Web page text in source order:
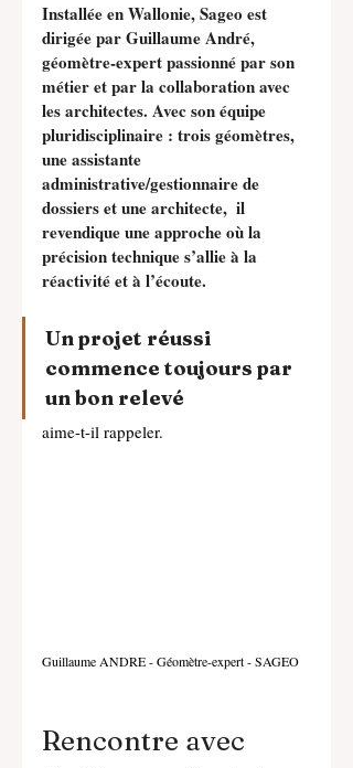
Installée en Wallonie, Sageo est
dirigée par Guillaume André,
géomètre-expert passionné par son
métier et par la collaboration avec
les architectes. Avec son équipe
pluridisciplinaire : trois géomètres,
une assistante
administrative/gestionnaire de
dossiers et une architecte,  il
revendique une approche où la
précision technique s’allie à la
réactivité et à l’écoute.
Un projet réussi
commence toujours par
un bon relevé
aime-t-il rappeler.
Guillaume ANDRE - Géomètre-expert - SAGEO
Rencontre avec